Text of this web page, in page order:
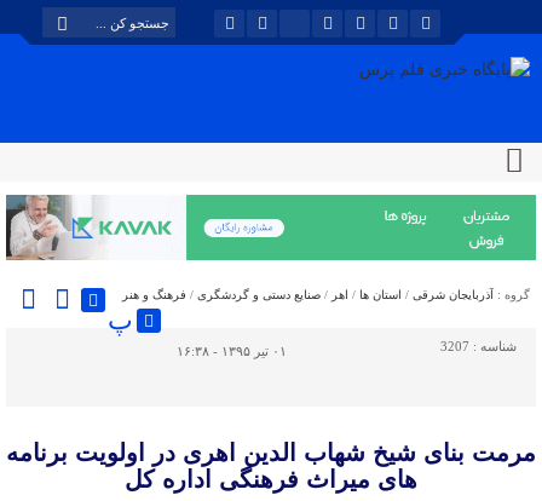
گروه : آذربایجان شرقی / استان ها / اهر / صنایع دستی و گردشگری / فرهنگ و هنر
پ
شناسه : 3207 ۰۱ تیر ۱۳۹۵ - ۱۶:۳۸
مرمت بنای شیخ شهاب الدین اهری در اولویت برنامه
های میراث فرهنگی اداره کل